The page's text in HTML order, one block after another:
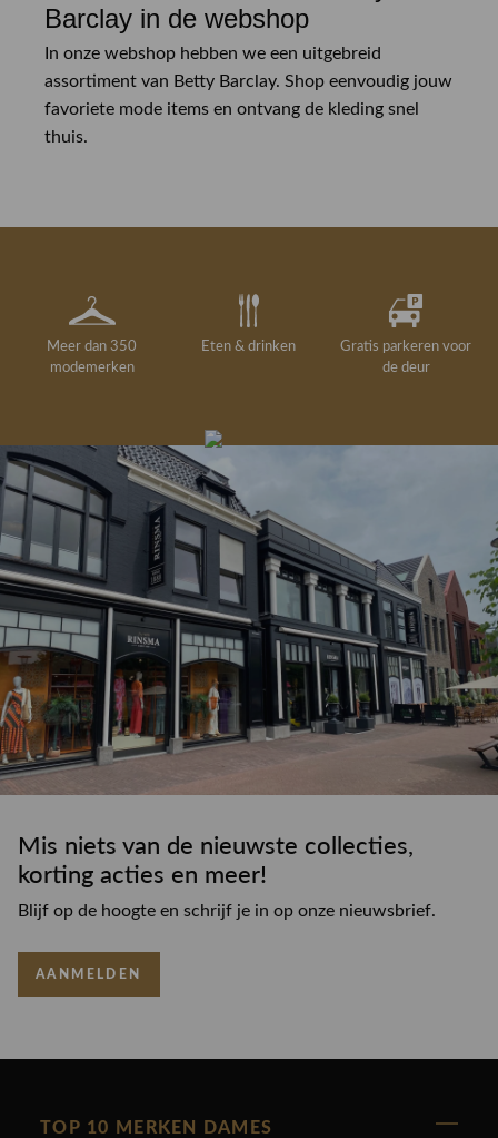
Barclay in de webshop
In onze webshop hebben we een uitgebreid
assortiment van Betty Barclay. Shop eenvoudig jouw
favoriete mode items en ontvang de kleding snel
thuis.
Meer dan 350
modemerken
Eten & drinken
Gratis parkeren voor
de deur
drankje
Gratis retourneren in
de winkel
Deskundig
kledingadvies
Mis niets van de nieuwste collecties,
korting acties en meer!
Blijf op de hoogte en schrijf je in op onze nieuwsbrief.
AANMELDEN
TOP 10 MERKEN DAMES